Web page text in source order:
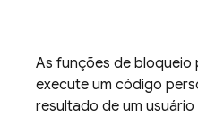
As funções de bloqueio
execute um código
resultado de um